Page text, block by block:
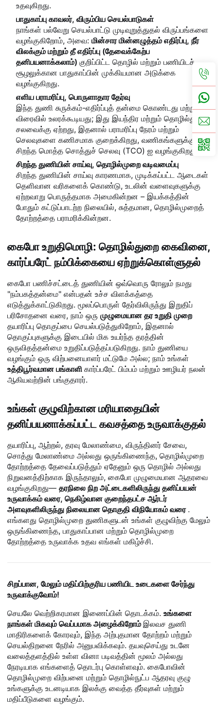
உதவுகிறது.
பாதுகாப்பு காவலர், விரும்பிய செயல்பாடுகள்
நாங்கள் பல்வேறு செயல்பாட்டு முடிவுறுத்துதல் விருப்பங்களை
வழங்குகிறோம், அவை: மின்சார மின்னழுத்தம் எதிர்ப்பு, நீர்
விலக்கும் மற்றும் தீ எதிர்ப்பு (தேவைக்கேற்ப
தனிபயனாக்கலாம்) குறிப்பிட்ட தொழில் மற்றும் பணியிடச்
சூழலுக்கான பாதுகாப்பின் முக்கியமான அடுக்கை
வழங்குகிறது.
எளிய பராமரிப்பு, பொருளாதார தேர்வு
இந்த துணி சுருக்கம்-எதிர்ப்புத் தன்மை கொண்டது மற்றும்
விரைவில் உலரக்கூடியது; இது இயந்திர மற்றும் தொழில்துறை
சலவைக்கு ஏற்றது, இதனால் பராமரிப்பு நேரம் மற்றும்
செலவுகளை கணிசமாக குறைக்கிறது, வணிகங்களுக்கு
சிறந்த மொத்த சொத்துச் செலவு (TCO) ஐ வழங்குகிறது.
சிறந்த துணியின் சாய்வு, தொழில்முறை வடிவமைப்பு
சிறந்த துணியின் சாய்வு காரணமாக, முடிக்கப்பட்ட ஆடைகள்
தெளிவான வரிகளைக் கொண்டு, உடலின் வளைவுகளுக்கு
ஏற்றவாறு பொருத்தமாக அமைகின்றன – இயக்கத்தின்
போதும் கட்டுப்பாடற்ற நிலையில், சுத்தமான, தொழில்முறைத்
தோற்றத்தை பராமரிக்கின்றன.
கைபோ உறுதிமொழி: தொழில்துறை கைவினை,
கார்ப்பரேட் நம்பிக்கையை ஏற்றுக்கொள்ளுதல்
கைபோ பணிச்சட்டைத் துணியின் ஒவ்வொரு ரோலும் நமது
"நம்பகத்தன்மை" என்பதன் உச்ச விளக்கத்தை
எடுத்துக்காட்டுகிறது. மூலப்பொருள் தேர்விலிருந்து இறுதிப்
பரிசோதனை வரை, நாம் ஒரு முழுமையான தர உறுதி முறை
தயாரிப்பு தொகுப்பை செயல்படுத்துகிறோம், இதனால்
தொகுப்புகளுக்கு இடையில் மிக உயர்ந்த தரத்தின்
ஒருவிதத்தன்மை உறுதிப்படுத்தப்படுகிறது. நாம் துணியை
வழங்கும் ஒரு விற்பனையாளர் மட்டுமே அல்ல; நாம் உங்கள்
உத்திபூர்வமான பங்காளி கார்ப்பரேட் பிம்பம் மற்றும் ஊழியர் நலன்
ஆகியவற்றின் பங்குதாரர்.
உங்கள் குழுவிற்கான மரியாதையின்
தனிப்பயனாக்கப்பட்ட கவசத்தை உருவாக்குதல்
தயாரிப்பு, ஆற்றல், தரவு மேலாண்மை, விருந்தினர் சேவை,
சொத்து மேலாண்மை அல்லது ஒருங்கிணைந்த, தொழில்முறை
தோற்றத்தை தேவைப்படுத்தும் ஏதேனும் ஒரு தொழில் அல்லது
நிறுவனத்திற்காக இருந்தாலும், கைபோ முழுமையான ஆதரவை
வழங்குகிறது— தரநிலை நிற அட்டைகளிலிருந்து தனிப்பயன்
உருவாக்கம் வரை, நெகிழ்வான குறைந்தபட்ச ஆர்டர்
அளவுகளிலிருந்து நிலையான தொகுதி விநியோகம் வரை .
எங்களது தொழில்முறை துணிகளுடன் உங்கள் குழுவிற்கு மேலும்
ஒருங்கிணைந்த, பாதுகாப்பான மற்றும் தொழில்முறை
தோற்றத்தை உருவாக்க உதவ எங்கள் மகிழ்ச்சி.
சிறப்பான, மேலும் மதிப்பிற்குரிய பணியிட உடைகளை சேர்ந்து
உருவாக்குவோம்!
செயலே வெற்றிகரமான இணைப்பின் தொடக்கம். உங்களை
நாங்கள் மிகவும் வெப்பமாக அழைக்கிறோம் இலவச துணி
மாதிரிகளைக் கோரவும், இந்த அற்புதமான தோற்றம் மற்றும்
செயல்திறனை நேரில் அனுபவிக்கவும். தயவுசெய்து உடனே
வலைத்தளத்தில் உள்ள வினா படிவத்தின் மூலம் அல்லது
நேரடியாக எங்களைத் தொடர்பு கொள்ளவும். கைபோவின்
தொழில்முறை விற்பனை மற்றும் தொழில்நுட்ப ஆதரவு குழு
உங்களுக்கு உடனடியாக இலக்கு வைத்த தீர்வுகள் மற்றும்
மதிப்பீடுகளை வழங்கும்.